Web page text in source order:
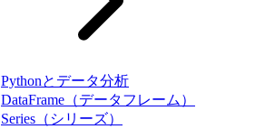
Pythonとデータ分析
DataFrame（データフレーム）
Series（シリーズ）